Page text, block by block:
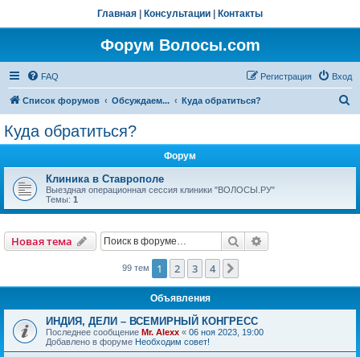
Главная Консультации Контакты
Форум Волосы.com
FAQ Вход
Регистрация
Список форумов Обсуждаем... Куда обратиться?
Куда обратиться?
Форум
Клиника в Ставрополе
Выездная операционная сессия клиники "ВОЛОСЫ.РУ"
Темы: 1
Новая тема Поиск
99 тем 1 2 3 4
Объявления
ИНДИЯ, ДЕЛИ – ВСЕМИРНЫЙ КОНГРЕСС
Последнее сообщение Mr. Alexx « 06 ноя 2023, 19:00
Добавлено в форуме Необходим совет!